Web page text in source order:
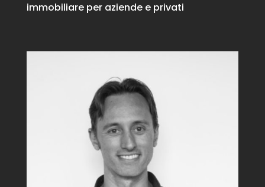
immobiliare per aziende e privati